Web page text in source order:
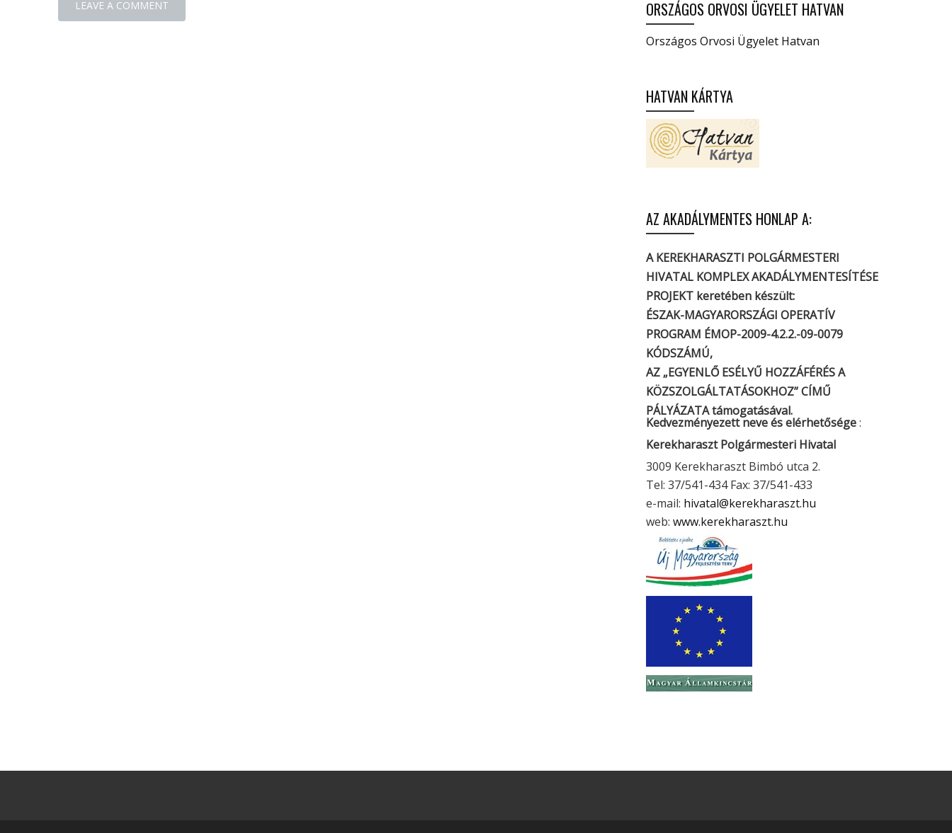
ORSZÁGOS ORVOSI ÜGYELET HATVAN
Országos Orvosi Ügyelet Hatvan
HATVAN KÁRTYA
AZ AKADÁLYMENTES HONLAP A:
A KEREKHARASZTI POLGÁRMESTERI
HIVATAL KOMPLEX AKADÁLYMENTESÍTÉSE
PROJEKT keretében készült:
ÉSZAK-MAGYARORSZÁGI OPERATÍV
PROGRAM ÉMOP-2009-4.2.2.-09-0079
KÓDSZÁMÚ,
AZ „EGYENLŐ ESÉLYŰ HOZZÁFÉRÉS A
KÖZSZOLGÁLTATÁSOKHOZ” CÍMŰ
PÁLYÁZATA támogatásával.
Kedvezményezett neve és elérhetősége:
Kerekharaszt Polgármesteri Hivatal
3009 Kerekharaszt Bimbó utca 2.
Tel: 37/541-434 Fax: 37/541-433
e-mail: hivatal@kerekharaszt.hu
web: www.kerekharaszt.hu